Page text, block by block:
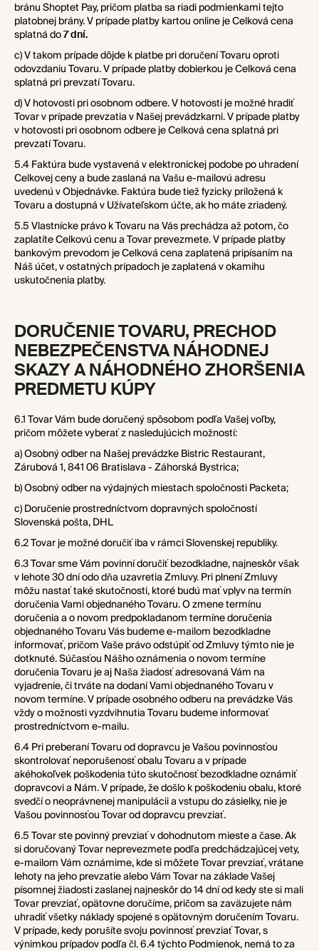
bránu Shoptet Pay, pričom platba sa riadi podmienkami tejto
platobnej brány. V prípade platby kartou online je Celková cena
splatná do 7 dní.
c) V takom prípade dôjde k platbe pri doručení Tovaru oproti
odovzdaniu Tovaru. V prípade platby dobierkou je Celková cena
splatná pri prevzatí Tovaru.
d) V hotovosti pri osobnom odbere. V hotovosti je možné hradiť
Tovar v prípade prevzatia v Našej prevádzkarni. V prípade platby
v hotovosti pri osobnom odbere je Celková cena splatná pri
prevzatí Tovaru.
5.4 Faktúra bude vystavená v elektronickej podobe po uhradení
Celkovej ceny a bude zaslaná na Vašu e-mailovú adresu
uvedenú v Objednávke. Faktúra bude tiež fyzicky priložená k
Tovaru a dostupná v Užívateľskom účte, ak ho máte zriadený.
5.5 Vlastnícke právo k Tovaru na Vás prechádza až potom, čo
zaplatíte Celkovú cenu a Tovar prevezmete. V prípade platby
bankovým prevodom je Celková cena zaplatená pripísaním na
Náš účet, v ostatných prípadoch je zaplatená v okamihu
uskutočnenia platby.
DORUČENIE TOVARU, PRECHOD
NEBEZPEČENSTVA NÁHODNEJ
SKAZY A NÁHODNÉHO ZHORŠENIA
PREDMETU KÚPY
6.1 Tovar Vám bude doručený spôsobom podľa Vašej voľby,
pričom môžete vyberať z nasledujúcich možností:
a) Osobný odber na Našej prevádzke Bistric Restaurant,
Zárubová 1, 841 06 Bratislava - Záhorská Bystrica;
b) Osobný odber na výdajných miestach spoločnosti Packeta;
c) Doručenie prostredníctvom dopravných spoločností
Slovenská pošta, DHL
6.2 Tovar je možné doručiť iba v rámci Slovenskej republiky.
6.3 Tovar sme Vám povinní doručiť bezodkladne, najneskôr však
v lehote 30 dní odo dňa uzavretia Zmluvy. Pri plnení Zmluvy
môžu nastať také skutočnosti, ktoré budú mať vplyv na termín
doručenia Vami objednaného Tovaru. O zmene termínu
doručenia a o novom predpokladanom termíne doručenia
objednaného Tovaru Vás budeme e-mailom bezodkladne
informovať, pričom Vaše právo odstúpiť od Zmluvy týmto nie je
dotknuté. Súčasťou Nášho oznámenia o novom termíne
doručenia Tovaru je aj Naša žiadosť adresovaná Vám na
vyjadrenie, či trváte na dodaní Vami objednaného Tovaru v
novom termíne. V prípade osobného odberu na prevádzke Vás
vždy o možnosti vyzdvihnutia Tovaru budeme informovať
prostredníctvom e-mailu.
6.4 Pri preberaní Tovaru od dopravcu je Vašou povinnosťou
skontrolovať neporušenosť obalu Tovaru a v prípade
akéhokoľvek poškodenia túto skutočnosť bezodkladne oznámiť
dopravcovi a Nám. V prípade, že došlo k poškodeniu obalu, ktoré
svedčí o neoprávnenej manipulácii a vstupu do zásielky, nie je
Vašou povinnosťou Tovar od dopravcu prevziať.
6.5 Tovar ste povinný prevziať v dohodnutom mieste a čase. Ak
si doručovaný Tovar neprevezmete podľa predchádzajúcej vety,
e-mailom Vám oznámime, kde si môžete Tovar prevziať, vrátane
lehoty na jeho prevzatie alebo Vám Tovar na základe Vašej
písomnej žiadosti zaslanej najneskôr do 14 dní od kedy ste si mali
Tovar prevziať, opätovne doručíme, pričom sa zaväzujete nám
uhradiť všetky náklady spojené s opätovným doručením Tovaru.
V prípade, kedy porušíte svoju povinnosť prevziať Tovar, s
výnimkou prípadov podľa čl. 6.4 týchto Podmienok, nemá to za